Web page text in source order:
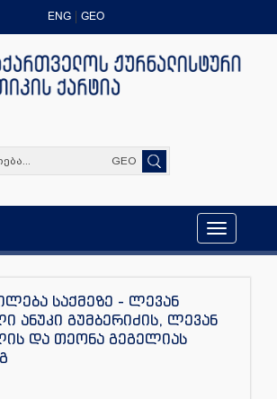
ENG GEO
GEO
Toggle
navigation
საქმეზე - ლევან
ანუკი გუმბერიძის, ლევან
და თეონა გეგელიას